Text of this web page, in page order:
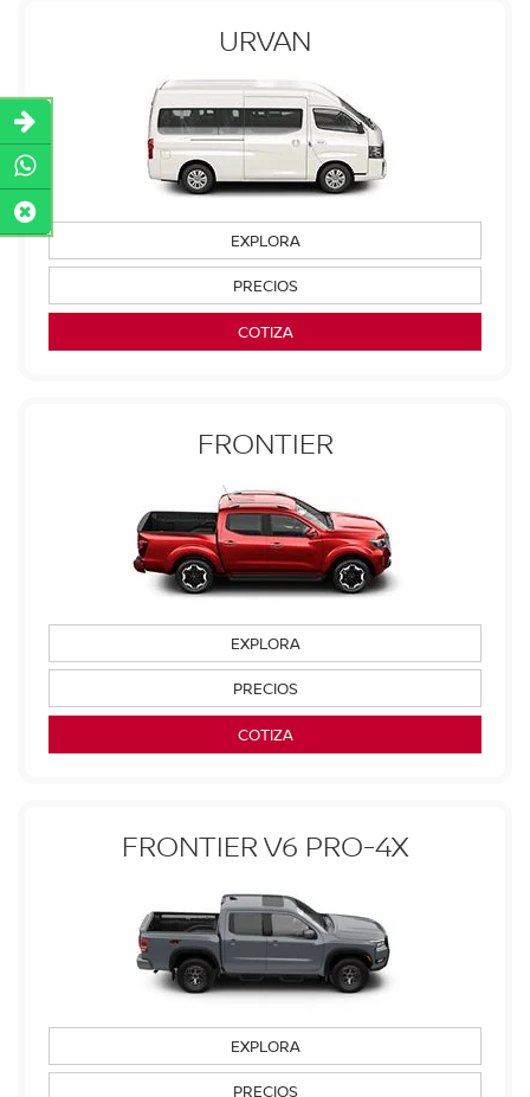
URVAN
EXPLORA
PRECIOS
COTIZA
FRONTIER
EXPLORA
PRECIOS
COTIZA
FRONTIER V6 PRO-4X
EXPLORA
PRECIOS